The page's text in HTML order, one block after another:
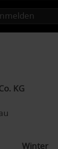
KG
Winter